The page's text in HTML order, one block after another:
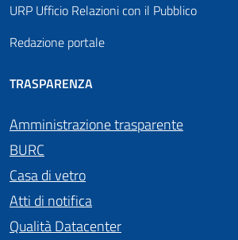
URP Ufficio Relazioni con il Pubblico
Redazione portale
TRASPARENZA
Amministrazione trasparente
BURC
Casa di vetro
Atti di notifica
Qualità Datacenter